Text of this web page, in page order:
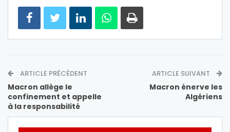
ARTICLE PRÉCÉDENT
Macron allège le
confinement et appelle
à la responsabilité
ARTICLE SUIVANT
Macron énerve les
Algériens